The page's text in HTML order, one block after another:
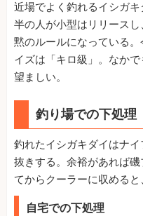
近場でよく釣れるイシガ
半の人が小型はリリース
黙のルールになっている
イズは「キロ級」。なか
望ましい。
釣り場での下処理
釣れたイシガキダイはナ
抜きする。余裕があれば
てからクーラーに収めると
自宅での下処理